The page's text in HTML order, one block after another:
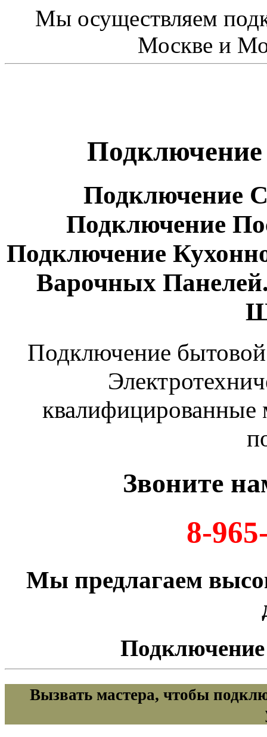
Мы осуществляем
Москве и
Подключение
Подключение
Подключение
Варочных
Подключение
квалифицированные
Звоните
8-
Мы предлагаем
Вызвать мастера, чтобы